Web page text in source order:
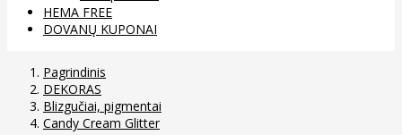
HEMA FREE
DOVANŲ KUPONAI
Pagrindinis
DEKORAS
Blizgučiai, pigmentai
Candy Cream Glitter